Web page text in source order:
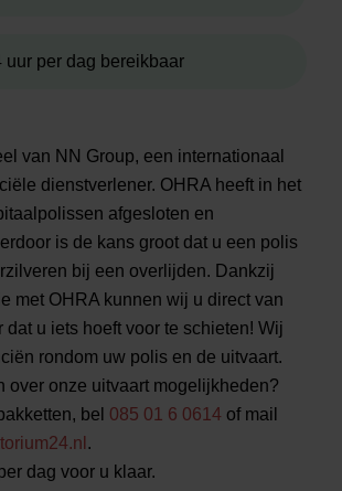
van NN Group, een internationaal
dienstverlener. OHRA heeft in het
afgesloten en
is de kans groot dat u een polis
bij een overlijden. Dankzij
met OHRA kunnen wij u direct van
dat u iets hoeft voor te schieten! Wij
rondom uw polis en de uitvaart.
over onze uitvaart mogelijkheden?
bel 085 01 6 0614 of mail
.
dag voor u klaar.
uur per dag bereikbaar